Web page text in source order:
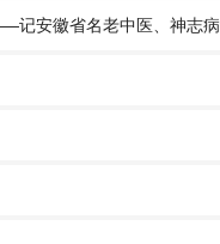
记安徽省名老中医、神志